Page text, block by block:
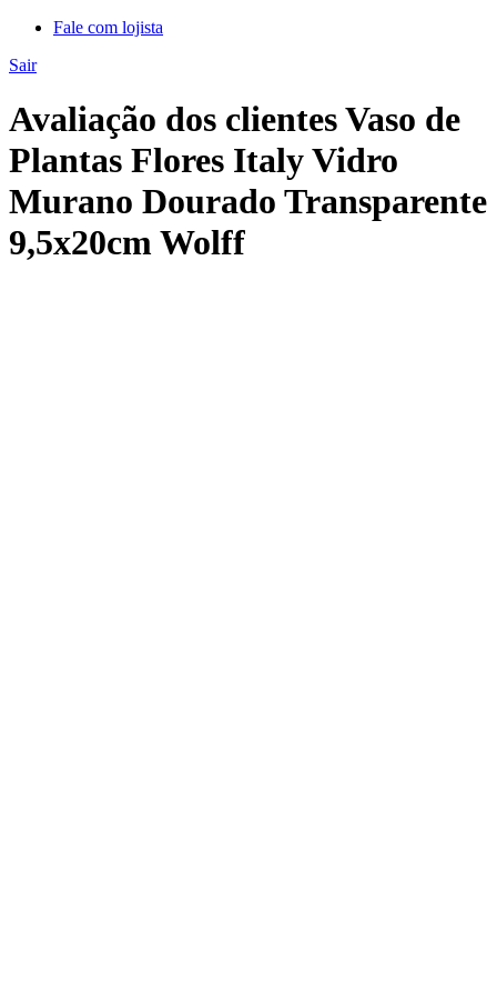
Fale com lojista
Sair
Avaliação dos clientes Vaso de
Plantas Flores Italy Vidro
Murano Dourado Transparente
9,5x20cm Wolff